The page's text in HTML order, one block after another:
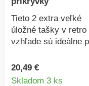
Tieto 2 extra veľké
úložné tašky v retro
vzhľade sú ideálne
alebo zimné bundy.
Spoľahlivo chráni
20,49 €
Skladom 3 ks